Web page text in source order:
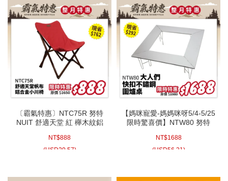
〔霸氣特惠〕NTC75R 努特
NUIT 舒適天堂 紅 櫸木紋鋁
NT$888
(USD29.57)
【媽咪寵愛-媽媽咪呀5/4-5/25
限時驚喜價】NTW80 努特
桌 焚火台 戶外露營摺疊桌折
合桌露營桌野餐桌烤肉
NT$1688
(USD56.21)